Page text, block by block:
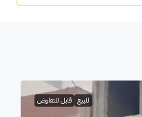
للبيع قابل للتفاوض